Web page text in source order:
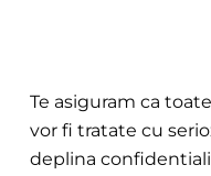
Te asiguram ca
vor fi tratate cu
deplina